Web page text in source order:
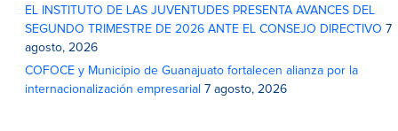
EL INSTITUTO DE LAS JUVENTUDES PRESENTA AVANCES DEL
SEGUNDO TRIMESTRE DE 2026 ANTE EL CONSEJO DIRECTIVO 7
agosto, 2026
COFOCE y Municipio de Guanajuato fortalecen alianza por la
internacionalización empresarial 7 agosto, 2026